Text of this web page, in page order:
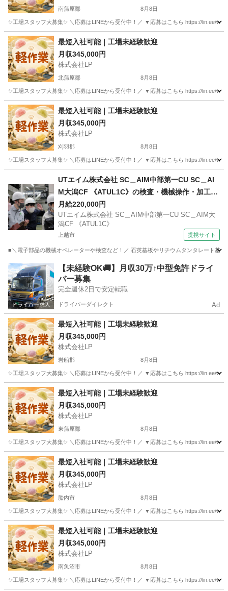
南蒲原郡 8月8日
✨工場スタッフ大募集✨ ＼応募はLINEから受付中！／ ▼応募はこちら https://lin.ee/
新潟 南蒲原郡 工場 未経験
最短入社可能｜工場未経験歓迎
月収345,000円
株式会社LP
北蒲原郡 8月8日
✨工場スタッフ大募集✨ ＼応募はLINEから受付中！／ ▼応募はこちら https://lin.ee/
新潟 北蒲原郡 工場 未経験
最短入社可能｜工場未経験歓迎
月収345,000円
株式会社LP
刈羽郡 8月8日
✨工場スタッフ大募集✨ ＼応募はLINEから受付中！／ ▼応募はこちら https://lin.ee/
未経験
UTエイム株式会社 SC＿AIM中部第一CU SC＿AI
M大潟CF 《ATUL1C》の検査・機械操作・加工・
研磨・洗浄 【交通費支給】
月給220,000円
UTエイム株式会社 SC＿AIM中部第一CU SC＿AIM大
潟CF 《ATUL1C》
上越市 提携サイト
■＼電子部品の機械オペレーターや検査など！／ 石英基板やリチウムタンタレート基
新潟 上越市 工場
【未経験OK🚚】月収30万↑中型免許ドライ
バー募集
完全週休2日で安定転職
ドライバーダイレクト Ad
最短入社可能｜工場未経験歓迎
月収345,000円
株式会社LP
岩船郡 8月8日
✨工場スタッフ大募集✨ ＼応募はLINEから受付中！／ ▼応募はこちら https://lin.ee/
新潟 岩船郡 工場
最短入社可能｜工場未経験歓迎
月収345,000円
株式会社LP
東蒲原郡 8月8日
✨工場スタッフ大募集✨ ＼応募はLINEから受付中！／ ▼応募はこちら https://lin.ee/
新潟 東蒲原郡 工場 未経験
最短入社可能｜工場未経験歓迎
月収345,000円
株式会社LP
胎内市 8月8日
✨工場スタッフ大募集✨ ＼応募はLINEから受付中！／ ▼応募はこちら https://lin.ee/
新潟 胎内市 工場 未経験
最短入社可能｜工場未経験歓迎
月収345,000円
株式会社LP
南魚沼市 8月8日
✨工場スタッフ大募集✨ ＼応募はLINEから受付中！／ ▼応募はこちら https://lin.ee/